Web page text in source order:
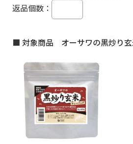
返品個数：
■ 対象商品 オーサワの黒炒り玄